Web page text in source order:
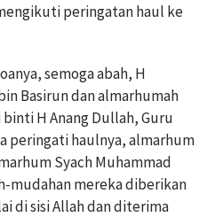
peringatan haul ke
semoga abah, H
Basirun dan almarhumah
H Anang Dullah, Guru
peringati haulnya, almarhum
Syach Muhammad
mudahan mereka diberikan
di sisi Allah dan diterima